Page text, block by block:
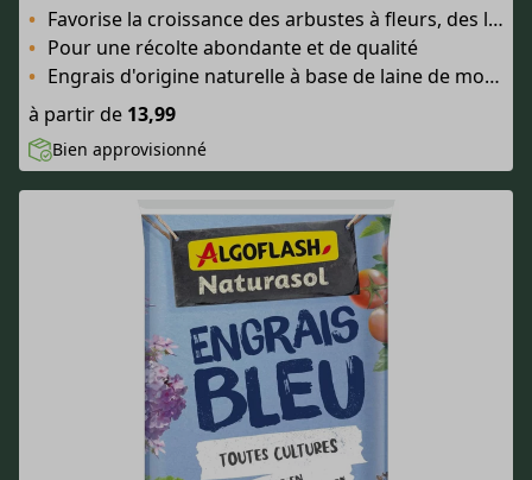
Favorise la croissance des arbustes à fleurs, des légumes du potager et des arbres fruitiers
Pour une récolte abondante et de qualité
Engrais d'origine naturelle à base de laine de mouton
à partir de 13,99
Bien approvisionné